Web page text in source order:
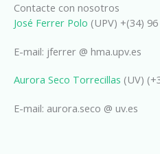
Contacte con nosotros
José Ferrer Polo (UPV) +(34)
E-mail: jferrer @ hma.upv.es
Aurora Seco Torrecillas (UV)
E-mail: aurora.seco @ uv.es